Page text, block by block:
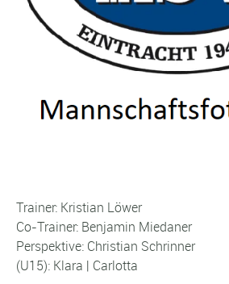
Trainer: Kristian Löwer
Co-Trainer: Benjamin Miedaner
Perspektive: Christian Schrinner
(U15): Klara | Carlotta